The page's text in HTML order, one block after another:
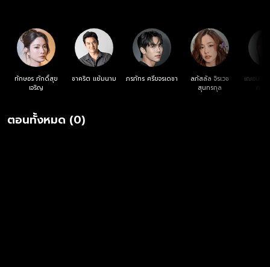
ทักษอร ภักดิ์สุข
เจริญ
ชาคริต แย้มนาม ภรภัทร ศรีขจรเดชา
ลภัสลัล จิรเวช
สุนทรกุล
เฌอมาวี
ตอนทั้งหมด (0)